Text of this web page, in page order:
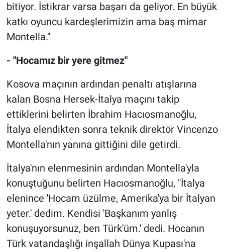
bitiyor. İstikrar varsa başarı da geliyor. En büyük
katkı oyuncu kardeşlerimizin ama baş mimar
Montella."
- "Hocamız bir yere gitmez"
Kosova maçının ardından penaltı atışlarına
kalan Bosna Hersek-İtalya maçını takip
ettiklerini belirten İbrahim Hacıosmanoğlu,
İtalya elendikten sonra teknik direktör Vincenzo
Montella'nın yanına gittiğini dile getirdi.
İtalya'nın elenmesinin ardından Montella'yla
konuştuğunu belirten Hacıosmanoğlu, "İtalya
elenince 'Hocam üzülme, Amerika'ya bir İtalyan
yeter.' dedim. Kendisi 'Başkanım yanlış
konuşuyorsunuz, ben Türk'üm.' dedi. Hocanın
Türk vatandaşlığı inşallah Dünya Kupası'na